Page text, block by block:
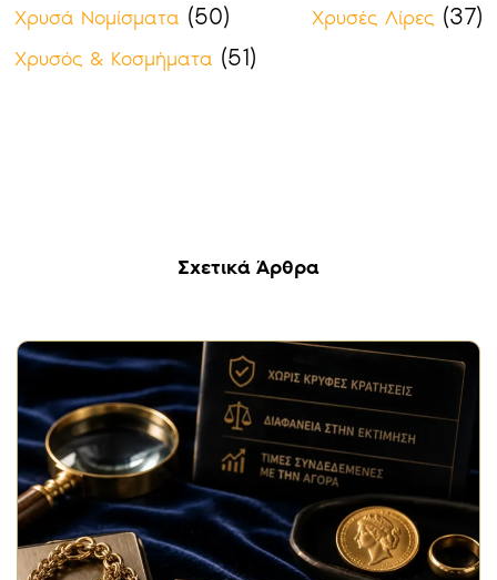
Χρυσά Νομίσματα (50) Χρυσές Λίρες (37)
Χρυσός & Κοσμήματα (51)
Σχετικά Άρθρα